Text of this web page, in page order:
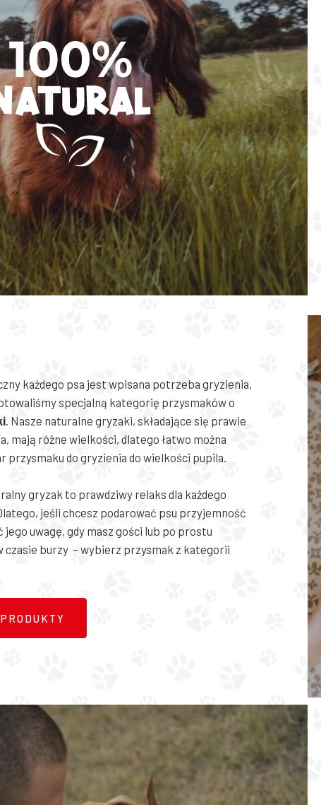
każdego psa jest wpisana potrzeba gryzienia,
specjalną kategorię przysmaków o
. Nasze naturalne gryzaki, składające się prawie
mają różne wielkości, dlatego łatwo można
przysmaku do gryzienia do wielkości pupila.
gryzak to prawdziwy relaks dla każdego
jeśli chcesz podarować psu przyjemność
jego uwagę, gdy masz gości lub po prostu
czasie burzy – wybierz przysmak z kategorii